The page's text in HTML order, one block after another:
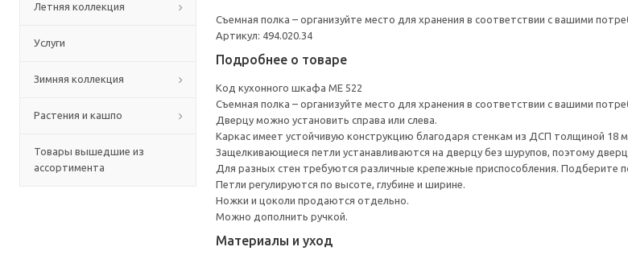
Летняя коллекция
Услуги
Зимняя коллекция
Растения и кашпо
Товары вышедшие из
ассортимента
Съемная полка – организуйте место для хранения в соответствии с вашими
Артикул: 494.020.34
Подробнее о товаре
Код кухонного шкафа ME 522
Съемная полка – организуйте место для хранения в соответствии с вашими
Дверцу можно установить справа или слева.
Каркас имеет устойчивую конструкцию благодаря стенкам из ДСП толщиной 18
Защелкивающиеся петли устанавливаются на дверцу без шурупов, поэтому
Для разных стен требуются различные крепежные приспособления.
Петли регулируются по высоте, глубине и ширине.
Ножки и цоколи продаются отдельно.
Можно дополнить ручкой.
Материалы и уход